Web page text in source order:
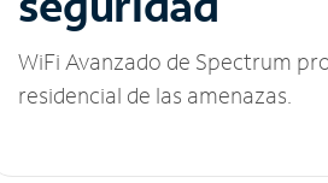
WiFi Avanzado de Spectrum
residencial de las amenazas.